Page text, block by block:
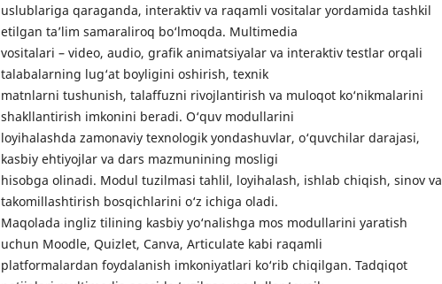
uslublariga qaraganda, interaktiv va raqamli vositalar yordamida tashkil
etilgan ta’lim samaraliroq bo‘lmoqda. Multimedia
vositalari – video, audio, grafik animatsiyalar va interaktiv testlar orqali
talabalarning lug‘at boyligini oshirish, texnik
matnlarni tushunish, talaffuzni rivojlantirish va muloqot ko‘nikmalarini
shakllantirish imkonini beradi. O‘quv modullarini
loyihalashda zamonaviy texnologik yondashuvlar, o‘quvchilar darajasi,
kasbiy ehtiyojlar va dars mazmunining mosligi
hisobga olinadi. Modul tuzilmasi tahlil, loyihalash, ishlab chiqish, sinov va
takomillashtirish bosqichlarini o‘z ichiga oladi.
Maqolada ingliz tilining kasbiy yo‘nalishga mos modullarini yaratish
uchun Moodle, Quizlet, Canva, Articulate kabi raqamli
platformalardan foydalanish imkoniyatlari ko‘rib chiqilgan. Tadqiqot